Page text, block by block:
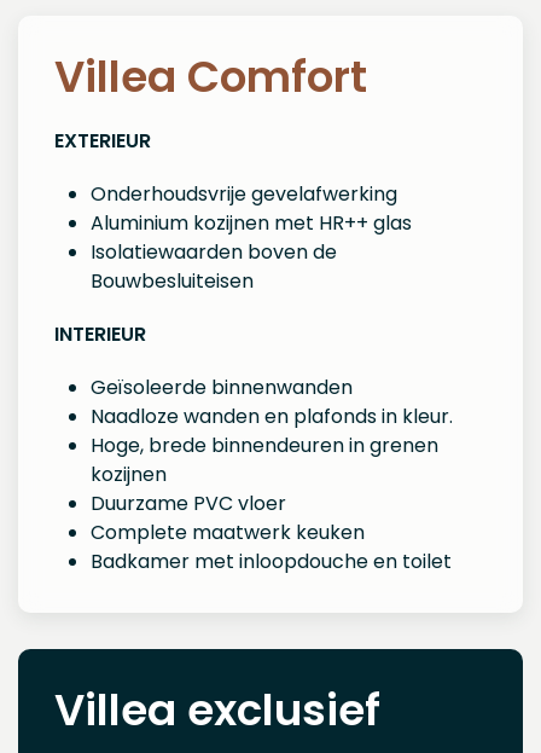
Villea Comfort
EXTERIEUR
Onderhoudsvrije gevelafwerking
Aluminium kozijnen met HR++ glas
Isolatiewaarden boven de
Bouwbesluiteisen
INTERIEUR
Geïsoleerde binnenwanden
Naadloze wanden en plafonds in kleur.
Hoge, brede binnendeuren in grenen
kozijnen
Duurzame PVC vloer
Complete maatwerk keuken
Badkamer met inloopdouche en toilet
Villea exclusief